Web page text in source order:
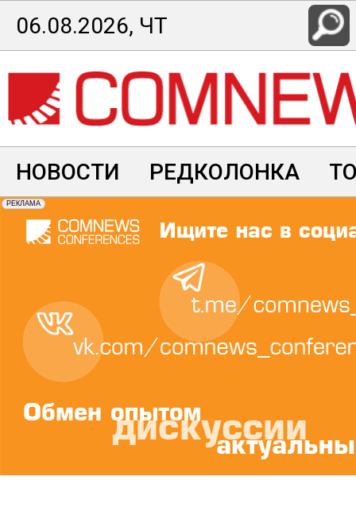
Перейти
к
основному
содержанию
06.08.2026, ЧТ
НОВОСТИ РЕДКОЛОНКА